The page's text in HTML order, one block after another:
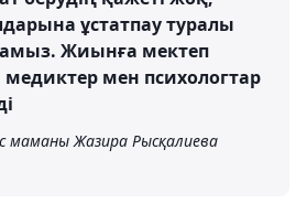
ұстатпау туралы
Жиынға мектеп
мен психологтар
маманы Жазира Рысқалиева